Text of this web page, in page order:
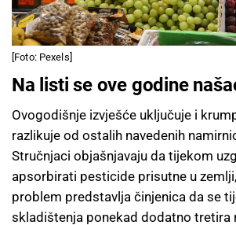
[Foto: Pexels]
Na listi se ove godine
Ovogodišnje izvješće uključuje i
razlikuje od ostalih navedenih
Stručnjaci objašnjavaju da tijekom
apsorbirati pesticide prisutne u
problem predstavlja činjenica da se
skladištenja ponekad dodatno tretira